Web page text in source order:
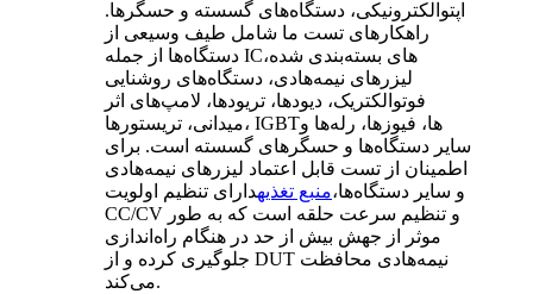
اپتوالکترونیکی، دستگاه‌های گسسته و حسگرها.
راهکارهای تست ما شامل طیف وسیعی از
دستگاه‌ها از جمله ICهای بسته‌بندی شده،
لیزرهای نیمه‌هادی، دستگاه‌های روشنایی
فوتوالکتریک، دیودها، تریودها، لامپ‌های اثر
میدانی، تریستورها، IGBTها، فیوزها، رله‌ها و
سایر دستگاه‌ها و حسگرهای گسسته است. برای
اطمینان از تست قابل اعتماد لیزرهای نیمه‌هادی
و سایر دستگاه‌ها،منبع تغذیهدارای تنظیم اولویت
CC/CV و تنظیم سرعت حلقه است که به طور
موثر از جهش بیش از حد در هنگام راه‌اندازی
جلوگیری کرده و از DUT نیمه‌هادی محافظت
می‌کند.